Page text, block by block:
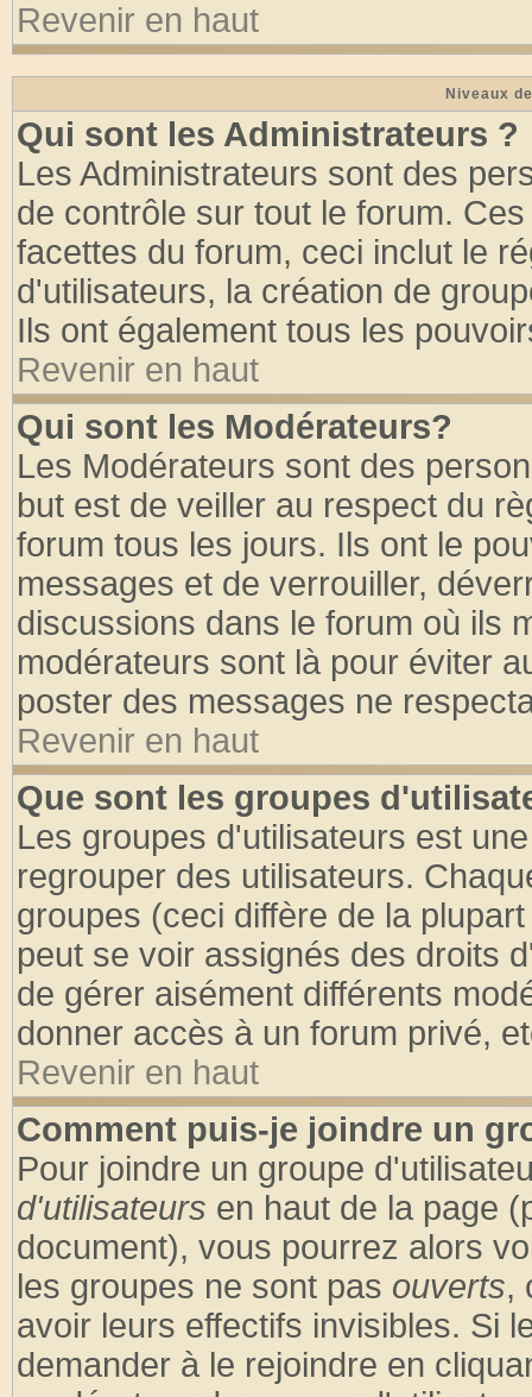
Revenir en haut
Niveaux
Qui sont les Administrateurs ?
Les Administrateurs sont des
de contrôle sur tout le forum.
facettes du forum, ceci inclut le
d'utilisateurs, la création de
Ils ont également tous les
Revenir en haut
Qui sont les Modérateurs?
Les Modérateurs sont des
but est de veiller au respect du
forum tous les jours. Ils ont le
messages et de verrouiller,
discussions dans le forum où ils
modérateurs sont là pour éviter
poster des messages ne
Revenir en haut
Que sont les groupes
Les groupes d'utilisateurs est
regrouper des utilisateurs.
groupes (ceci diffère de la
peut se voir assignés des droits
de gérer aisément différents
donner accès à un forum privé,
Revenir en haut
Comment puis-je joindre un
Pour joindre un groupe
d'utilisateurs en haut de la page
document), vous pourrez alors
les groupes ne sont pas ouverts,
avoir leurs effectifs invisibles. Si
demander à le rejoindre en